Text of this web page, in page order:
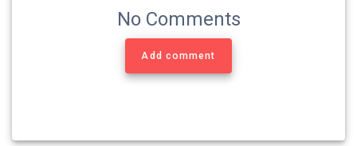
o
o
a
p
No Comments
Add comment